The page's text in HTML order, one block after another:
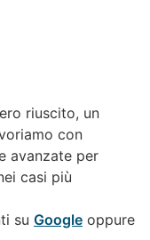
riuscito, un
con
avanzate per
casi più
su Google oppure